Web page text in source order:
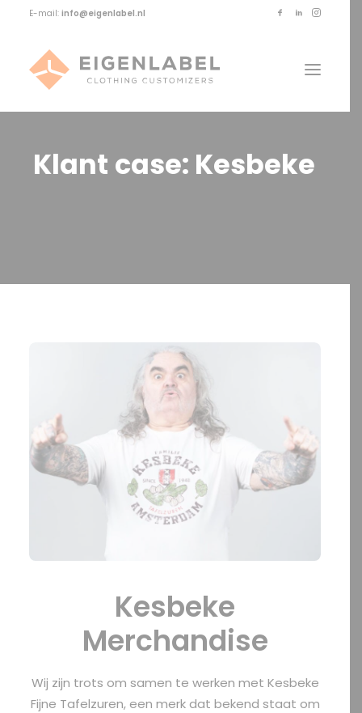
E-mail: info@eigenlabel.nl
OFFERTE?
SEARCH
Klant case: Kesbeke
Kesbeke
Merchandise
Wij zijn trots om samen te werken met Kesbeke
Fijne Tafelzuren, een merk dat bekend staat om